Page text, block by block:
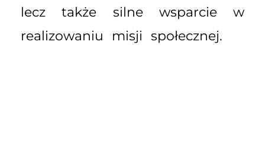
lecz także silne wsparcie w
realizowaniu misji społecznej.